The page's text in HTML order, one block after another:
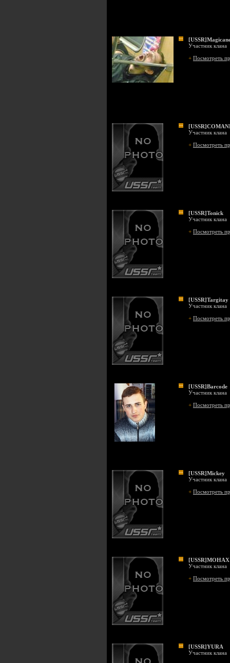
Участник клана
+ Посмотреть
Участник клана
+ Посмотреть
[USSR]Tonick
Участник клана
+ Посмотреть
[USSR]Targitay
Участник клана
+ Посмотреть
[USSR]Barcode
Участник клана
+ Посмотреть
[USSR]Mickey
Участник клана
+ Посмотреть
[USSR]MOHAX
Участник клана
+ Посмотреть
[USSR]YURA
Участник клана